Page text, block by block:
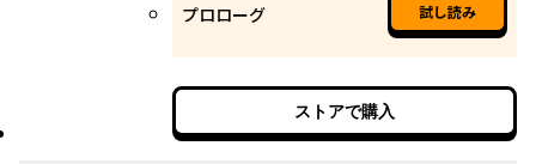
プロローグ 試し読み
ストアで購入